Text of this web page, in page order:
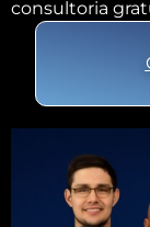
consultoria